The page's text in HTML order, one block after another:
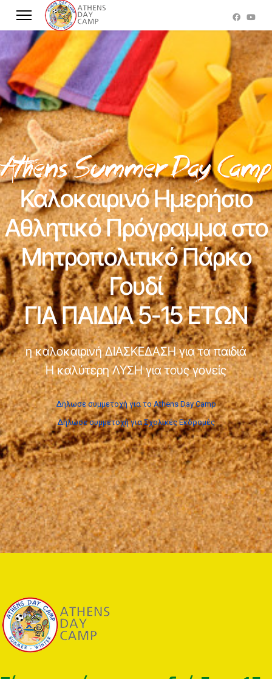
Καλοκαιρινό Ημερήσιο
Αθλητικό Πρόγραμμα στο
Μητροπολιτικό Πάρκο
Γουδί
ΓΙΑ ΠΑΙΔΙΑ 5-15 ΕΤΩΝ
η καλοκαιρινή ΔΙΑΣΚΕΔΑΣΗ για τα παιδιά
Η καλύτερη ΛΥΣΗ για τους γονείς
Δήλωσε συμμετοχή για το Athens Day Camp
Δήλωσε συμμετοχή για Σχολικές Εκδρομές